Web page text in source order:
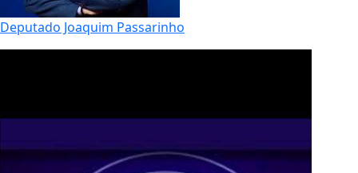
Deputado Joaquim Passarinho